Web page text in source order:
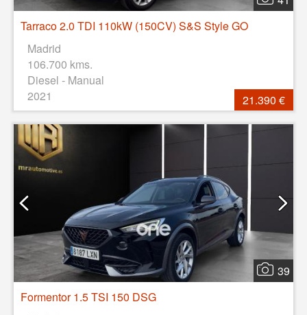
Tarraco 2.0 TDI 110kW (150CV) S&S Style GO
Madrid
106.700 kms.
Diesel - Manual
2021
21.390 €
39
Formentor 1.5 TSI 150 DSG